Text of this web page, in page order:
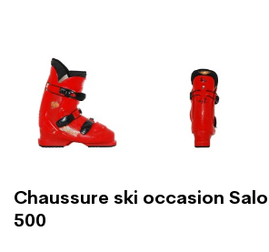
Chaussure ski occasion
500